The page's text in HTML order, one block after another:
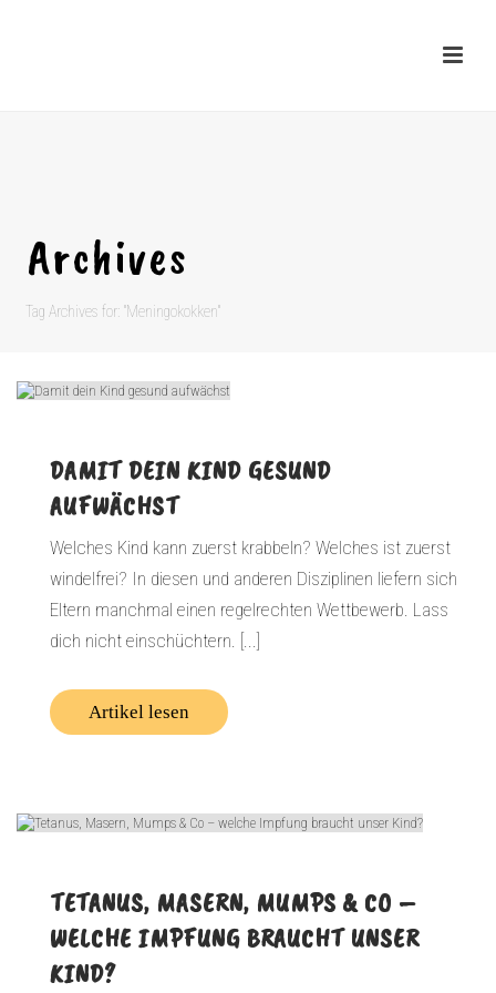
Archives
Tag Archives for: "Meningokokken"
DAMIT DEIN KIND GESUND
AUFWÄCHST
Welches Kind kann zuerst krabbeln? Welches ist zuerst
windelfrei? In diesen und anderen Disziplinen liefern sich
Eltern manchmal einen regelrechten Wettbewerb. Lass
dich nicht einschüchtern. [...]
Artikel lesen
TETANUS, MASERN, MUMPS & CO –
WELCHE IMPFUNG BRAUCHT UNSER
KIND?